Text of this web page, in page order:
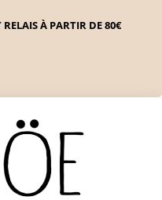
À PARTIR DE 80€